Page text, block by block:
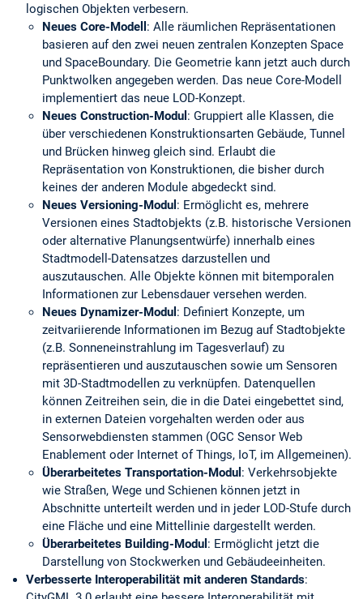
logischen Objekten verbesern.
Neues Core-Modell : Alle räumlichen Repräsentationen
basieren auf den zwei neuen zentralen Konzepten Space
und SpaceBoundary. Die Geometrie kann jetzt auch durch
Punktwolken angegeben werden. Das neue Core-Modell
implementiert das neue LOD-Konzept.
Neues Construction-Modul : Gruppiert alle Klassen, die
über verschiedenen Konstruktionsarten Gebäude, Tunnel
und Brücken hinweg gleich sind. Erlaubt die
Repräsentation von Konstruktionen, die bisher durch
keines der anderen Module abgedeckt sind.
Neues Versioning-Modul : Ermöglicht es, mehrere
Versionen eines Stadtobjekts (z.B. historische Versionen
oder alternative Planungsentwürfe) innerhalb eines
Stadtmodell-Datensatzes darzustellen und
auszutauschen. Alle Objekte können mit bitemporalen
Informationen zur Lebensdauer versehen werden.
Neues Dynamizer-Modul : Definiert Konzepte, um
zeitvariierende Informationen im Bezug auf Stadtobjekte
(z.B. Sonneneinstrahlung im Tagesverlauf) zu
repräsentieren und auszutauschen sowie um Sensoren
mit 3D-Stadtmodellen zu verknüpfen. Datenquellen
können Zeitreihen sein, die in die Datei eingebettet sind,
in externen Dateien vorgehalten werden oder aus
Sensorwebdiensten stammen (OGC Sensor Web
Enablement oder Internet of Things, IoT, im Allgemeinen).
Überarbeitetes Transportation-Modul : Verkehrsobjekte
wie Straßen, Wege und Schienen können jetzt in
Abschnitte unterteilt werden und in jeder LOD-Stufe durch
eine Fläche und eine Mittellinie dargestellt werden.
Überarbeitetes Building-Modul : Ermöglicht jetzt die
Darstellung von Stockwerken und Gebäudeeinheiten.
Verbesserte Interoperabilität mit anderen Standards: